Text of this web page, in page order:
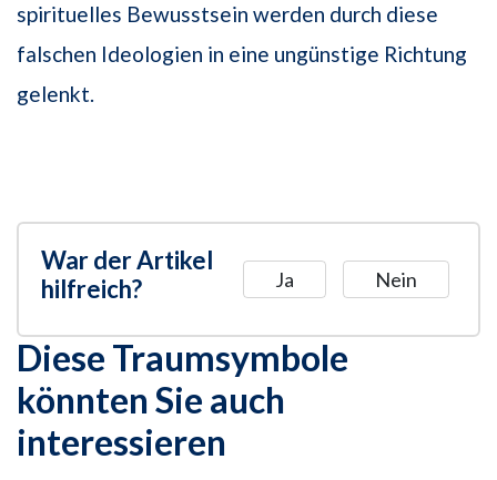
spirituelles Bewusstsein werden durch diese
falschen Ideologien in eine ungünstige Richtung
gelenkt.
War der Artikel
hilfreich?
Ja Nein
Diese Traumsymbole
könnten Sie auch
interessieren